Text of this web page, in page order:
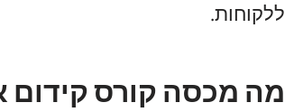
ללקוחות.
מה מכסה קורס קידום